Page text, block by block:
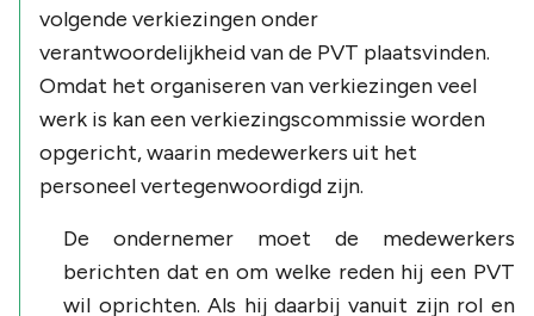
volgende verkiezingen onder
verantwoordelijkheid van de PVT plaatsvinden.
Omdat het organiseren van verkiezingen veel
werk is kan een verkiezingscommissie worden
opgericht, waarin medewerkers uit het
personeel vertegenwoordigd zijn.
De ondernemer moet de medewerkers
berichten dat en om welke reden hij een PVT
wil oprichten. Als hij daarbij vanuit zijn rol en